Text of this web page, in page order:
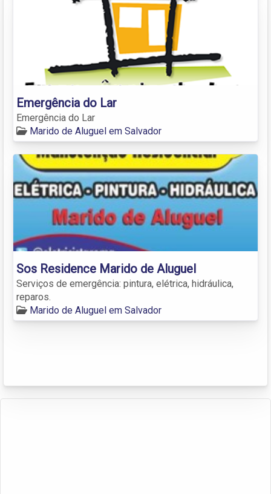
Emergência do Lar
Emergência do Lar
Marido de Aluguel em Salvador
Sos Residence Marido de Aluguel
Serviços de emergência: pintura, elétrica, hidráulica,
reparos.
Marido de Aluguel em Salvador